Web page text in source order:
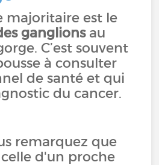
majoritaire est le
ganglionsau
C’est souvent
à consulter
de santé et qui
du cancer.
remarquez que
d'un proche